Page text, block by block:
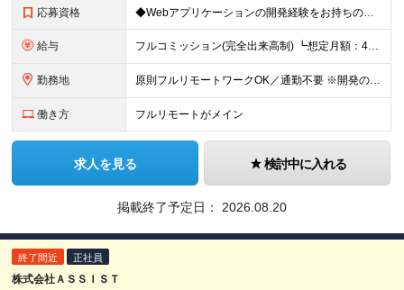
応募資格 ◆Webアプリケーションの開発経験をお持ちの方（年数不問） ◆大卒以上 ◆英語での日常会話ができる方
給与 フルコミッション(完全出来高制) ┗想定月額：40万円～80万円 ┗稼働日数や時間は全て自由。自分のペースで働けます。 【収益モデル】 月20〜40時間稼働：月額15〜30万円 ※試用期間はありませ
勤務地 原則フルリモートワークOK／通勤不要 ※開発の熱量を共有するため、出社できる範囲にお住まいの方を想定。 ◆オフィス 東京都港区高輪3丁目25-29 Ave.Takanawa 5階エキスパートオフィス
働き方 フルリモートがメイン
求人を見る 検討中に入れる
掲載終了予定日： 2026.08.20
終了間近 正社員
株式会社ＡＳＳＩＳＴ